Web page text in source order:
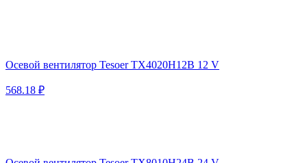
Осевой вентилятор Tesoer TX4020H12B 12 V
568.18 ₽